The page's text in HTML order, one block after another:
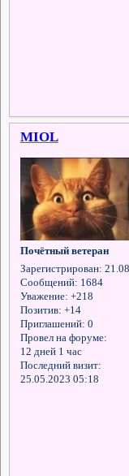
MIOL
Почётный ветеран
Зарегистрирован:
Сообщений: 1684
Уважение: +218
Позитив: +14
Приглашений: 0
Провел на форуме:
12 дней 1 час
Последний визит:
25.05.2023 05:18